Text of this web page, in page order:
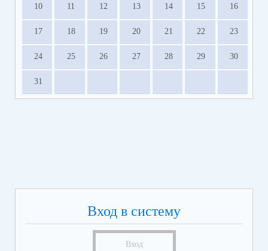
10 11 12 13 14 15 16
17 18 19 20 21 22 23
24 25 26 27 28 29 30
31
Вход в систему
Вход